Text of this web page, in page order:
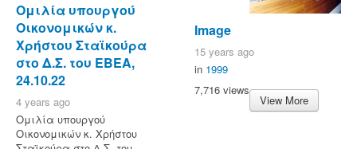
Ομιλία υπουργού
Οικονομικών κ.
Χρήστου Σταϊκούρα
στο Δ.Σ. του ΕΒΕΑ,
24.10.22
4 years ago
Ομιλία υπουργού
Οικονομικών κ. Χρήστου
Image
15 years ago
in 1999
7,716 views
View More